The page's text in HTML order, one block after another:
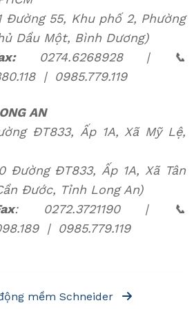
Đường 55, Khu phố 2, Phường
Dầu Một, Bình Dương)
0274.6268928 | 📞
| 0985.779.119
AN
ĐT833, Ấp 1A, Xã Mỹ Lệ,
Đường ĐT833, Ấp 1A, Xã Tân
Đước, Tỉnh Long An)
: 0272.3721190 | 📞
| 0985.779.119
mềm Schneider